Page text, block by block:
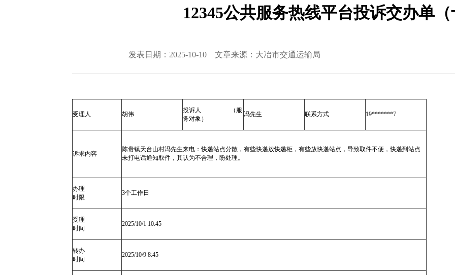
12345公共服务热线平台投诉交办单
发表日期：2025-10-10 文章来源：大冶市交通运输局
受理人 胡伟
投诉人 （服
务对象）
冯先生 联系方式 19*******7
诉求内容
陈贵镇天台山村冯先生来电：快递站点分散，有些快递放快递柜，有些放快递站点，导致取件不便，快递到站点
未打电话通知取件，其认为不合理，盼处理。
办理
时限
3个工作日
受理
时间
2025/10/1 10:45
转办
时间
2025/10/9 8:45